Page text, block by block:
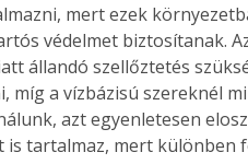
mert ezek
védelmet biztosítanak.
állandó szellőztetés
míg a vízbázisú szereknél
azt egyenletesen
is tartalmaz, mert különben